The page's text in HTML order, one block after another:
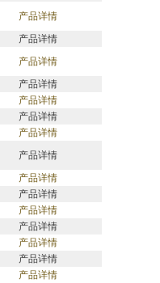
产品详情
产品详情
产品详情
产品详情
产品详情
产品详情
产品详情
产品详情
产品详情
产品详情
产品详情
产品详情
产品详情
产品详情
产品详情